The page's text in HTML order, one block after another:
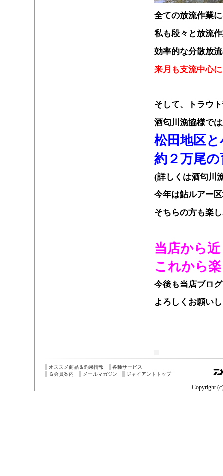
全ての放流作業
私も段々と放流
効率的な分散放
来月も支流中心
そして、トラウ
酒匂川漁協様で
松田地区
約２万尾
(詳しくは酒匂川
今年は鮎ルアー
そちらの方も楽
当店から
これから
今後も当店ブロ
よろしくお願い
オススメ商品＆釣果情報
各種サービス
Ｇ会員案内
メールマガジン ジャイアントトップ
Copyright